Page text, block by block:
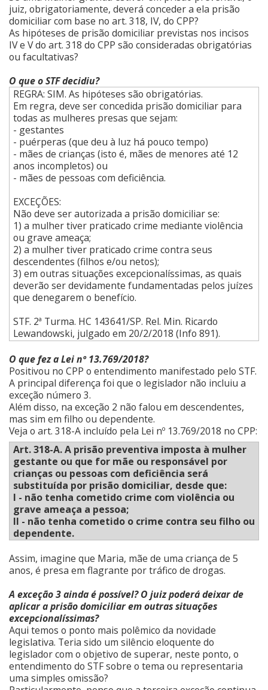
juiz, obrigatoriamente, deverá conceder a ela prisão
domiciliar com base no art. 318, IV, do CPP?
As hipóteses de prisão domiciliar previstas nos incisos
IV e V do art. 318 do CPP são consideradas obrigatórias
ou facultativas?
O que o STF decidiu?
REGRA: SIM. As hipóteses são obrigatórias.
Em regra, deve ser concedida prisão domiciliar para
todas as mulheres presas que sejam:
- gestantes
- puérperas (que deu à luz há pouco tempo)
- mães de crianças (isto é, mães de menores até 12
anos incompletos) ou
- mães de pessoas com deficiência.
EXCEÇÕES:
Não deve ser autorizada a prisão domiciliar se:
1) a mulher tiver praticado crime mediante violência
ou grave ameaça;
2) a mulher tiver praticado crime contra seus
descendentes (filhos e/ou netos);
3) em outras situações excepcionalíssimas, as quais
deverão ser devidamente fundamentadas pelos juízes
que denegarem o benefício.
STF. 2ª Turma. HC 143641/SP. Rel. Min. Ricardo
Lewandowski, julgado em 20/2/2018 (Info 891).
O que fez a Lei nº 13.769/2018?
Positivou no CPP o entendimento manifestado pelo STF.
A principal diferença foi que o legislador não incluiu a
exceção número 3.
Além disso, na exceção 2 não falou em descendentes,
mas sim em filho ou dependente.
Veja o art. 318-A incluído pela Lei nº 13.769/2018 no CPP:
Art. 318-A. A prisão preventiva imposta à mulher
gestante ou que for mãe ou responsável por
crianças ou pessoas com deficiência será
substituída por prisão domiciliar, desde que:
I - não tenha cometido crime com violência ou
grave ameaça a pessoa;
II - não tenha cometido o crime contra seu filho ou
dependente.
Assim, imagine que Maria, mãe de uma criança de 5
anos, é presa em flagrante por tráfico de drogas.
A exceção 3 ainda é possível? O juiz poderá deixar de
aplicar a prisão domiciliar em outras situações
excepcionalíssimas?
Aqui temos o ponto mais polêmico da novidade
legislativa. Teria sido um silêncio eloquente do
legislador com o objetivo de superar, neste ponto, o
entendimento do STF sobre o tema ou representaria
uma simples omissão?